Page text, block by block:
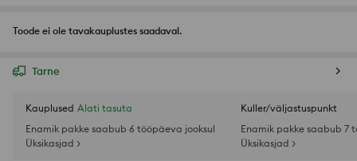
Toode ei ole tavakauplustes saadaval.
Tarne
Kauplused Alati tasuta
Enamik pakke saabub 6 tööpäeva jooksul
Üksikasjad >
Kuller/väljastuspunkt
Enamik pakke saabub 7
Üksikasjad >